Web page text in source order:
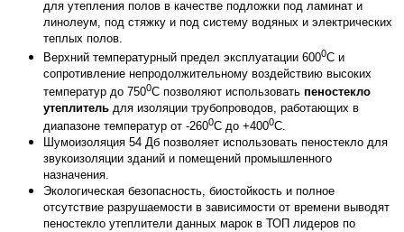
для утепления полов в качестве подложки под ламинат и
линолеум, под стяжку и под систему водяных и электрических
теплых полов.
Верхний температурный предел эксплуатации 6000С и
сопротивление непродолжительному воздействию высоких
температур до 7500С позволяют использовать пеностекло
утеплитель для изоляции трубопроводов, работающих в
диапазоне температур от -2600С до +4000С.
Шумоизоляция 54 Дб позволяет использовать пеностекло для
звукоизоляции зданий и помещений промышленного
назначения.
Экологическая безопасность, биостойкость и полное
отсутствие разрушаемости в зависимости от времени выводят
пеностекло утеплители данных марок в ТОП лидеров по